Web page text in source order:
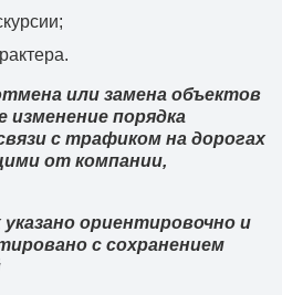
или замена объектов
изменение порядка
с трафиком на дорогах
от компании,
ориентировочно и
с сохранением